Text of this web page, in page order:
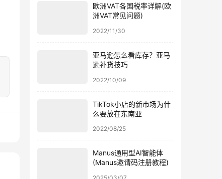
欧洲VAT各国税率详解(欧
洲VAT常见问题)
2022/11/30
亚马逊怎么看库存？亚马
逊补货技巧
2022/10/09
TikTok小店的新市场为什
么要放在东南亚
2022/08/25
Manus通用型AI智能体
(Manus邀请码注册教程)